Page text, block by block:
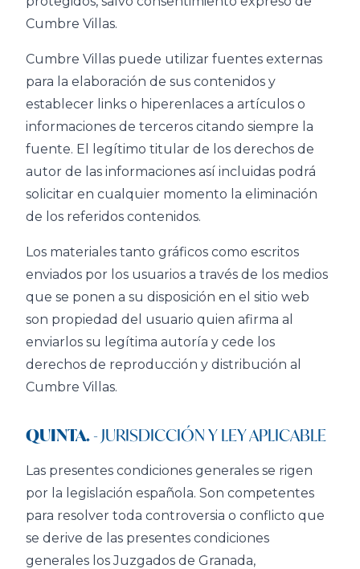
Cumbre Villas.
Cumbre Villas puede utilizar fuentes externas
para la elaboración de sus contenidos y
establecer links o hiperenlaces a artículos o
informaciones de terceros citando siempre la
fuente. El legítimo titular de los derechos de
autor de las informaciones así incluidas podrá
solicitar en cualquier momento la eliminación
de los referidos contenidos.
Los materiales tanto gráficos como escritos
enviados por los usuarios a través de los medios
que se ponen a su disposición en el sitio web
son propiedad del usuario quien afirma al
enviarlos su legítima autoría y cede los
derechos de reproducción y distribución al
Cumbre Villas.
QUINTA.- JURISDICCIÓN Y LEY APLICABLE
Las presentes condiciones generales se rigen
por la legislación española. Son competentes
para resolver toda controversia o conflicto que
se derive de las presentes condiciones
generales los Juzgados de Granada,